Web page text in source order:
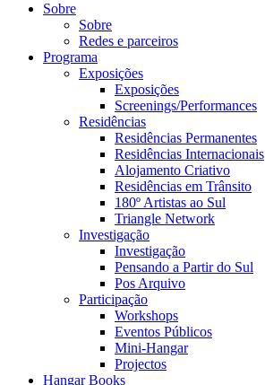
Sobre
Sobre
Redes e parceiros
Programa
Exposições
Exposições
Screenings/Performances
Residências
Residências Permanentes
Residências Internacionais
Alojamento Criativo
Residências em Trânsito
180º Artistas ao Sul
Triangle Network
Investigação
Investigação
Pensando a Partir do Sul
Pos Arquivo
Participação
Workshops
Eventos Públicos
Mini-Hangar
Projectos
Hangar Books